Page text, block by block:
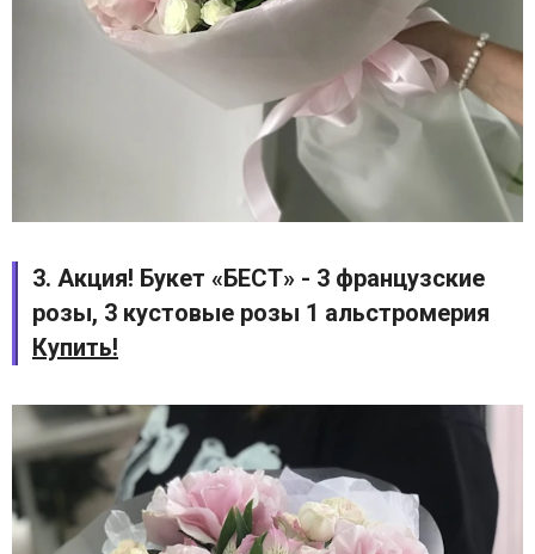
3. Акция! Букет «БЕСТ» - 3 французские
розы, 3 кустовые розы 1 альстромерия
Купить!